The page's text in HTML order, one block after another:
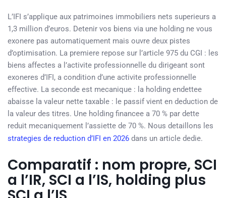
L’IFI s’applique aux patrimoines immobiliers nets superieurs a
1,3 million d’euros. Detenir vos biens via une holding ne vous
exonere pas automatiquement mais ouvre deux pistes
d’optimisation. La premiere repose sur l’article 975 du CGI : les
biens affectes a l’activite professionnelle du dirigeant sont
exoneres d’IFI, a condition d’une activite professionnelle
effective. La seconde est mecanique : la holding endettee
abaisse la valeur nette taxable : le passif vient en deduction de
la valeur des titres. Une holding financee a 70 % par dette
reduit mecaniquement l’assiette de 70 %. Nous detaillons les
strategies de reduction d’IFI en 2026 dans un article dedie.
Comparatif : nom propre, SCI
a l’IR, SCI a l’IS, holding plus